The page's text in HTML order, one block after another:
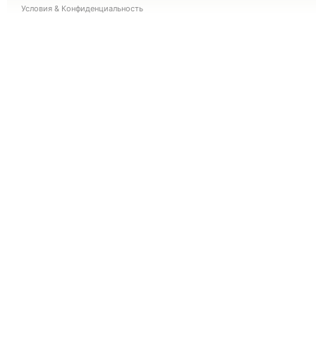
Условия & Конфиденциальность